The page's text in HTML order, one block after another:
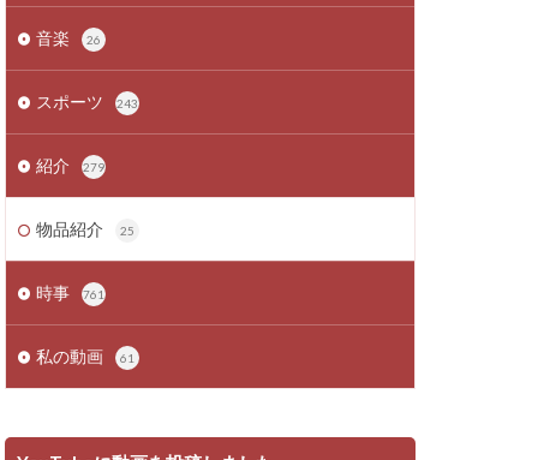
音楽 26
スポーツ 243
紹介 279
物品紹介 25
時事 761
私の動画 61